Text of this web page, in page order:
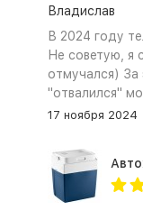
Владислав
В 2024 году
Не советую, я
отмучался) За
"отвалился"
сканер
17 ноября 2024